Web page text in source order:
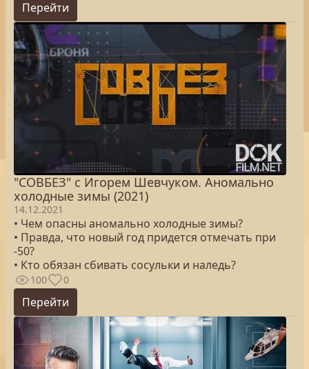
Перейти
"СОВБЕЗ" с Игорем Шевчуком. Аномально
холодные зимы (2021)
14.12.2021
• Чем опасны аномально холодные зимы?
• Правда, что новый год придется отмечать при
-50?
• Кто обязан сбивать сосульки и наледь?
100 0
Перейти